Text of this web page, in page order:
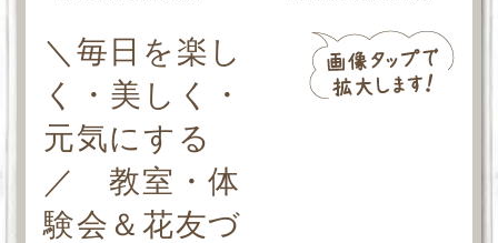
＼毎日を楽し
く・美しく・
元気にする
／ 教室・体
験会＆花友づ